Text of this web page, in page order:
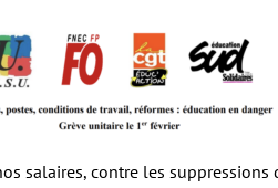
salaires, contre les